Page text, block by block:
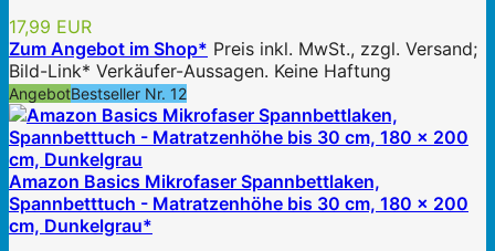
17,99 EUR
Zum Angebot im Shop* Preis inkl. MwSt., zzgl. Versand;
Bild-Link* Verkäufer-Aussagen. Keine Haftung
AngebotBestseller Nr. 12
Amazon Basics Mikrofaser Spannbettlaken,
Spannbetttuch - Matratzenhöhe bis 30 cm, 180 x 200
cm, Dunkelgrau*